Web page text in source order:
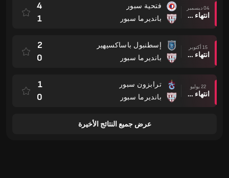
04 ديسمبر
انتهاء وقت المباراة
فتحية سبور
بانديرما سبور
4
1
15 أكتوبر
انتهاء وقت المباراة
إسطنبول باساكسيهير
بانديرما سبور
2
0
22 يوليو
انتهاء وقت المباراة
ترابزون سبور
بانديرما سبور
1
0
عرض جميع النتائج الأخيرة